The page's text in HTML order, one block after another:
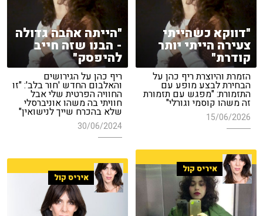
"דווקא כשהייתי
צעירה הייתי יותר
קודרת"
הזמרת והיוצרת ריף כהן על
הבחירת לבצע מופע עם
התזמורת: "מפגש עם תזמורת
זה משהו קוסמי וגורלי"
15/06/2026
"הייתה אהבה גדולה
- הבנו שזה חייב
להיפסק"
ריף כהן על הגירושים
והאלבום החדש 'חור בלב': "זו
החוויה הפרטית שלי אבל
חוויתי בה משהו אוניברסלי
שלא בהכרח שייך לנישואין"
30/06/2024
איריס קול
איריס קול